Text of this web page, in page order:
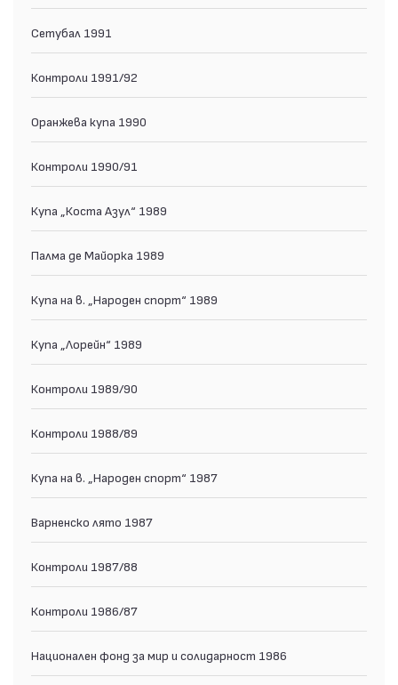
Сетубал 1991
Контроли 1991/92
Оранжева купа 1990
Контроли 1990/91
Купа „Коста Азул“ 1989
Палма де Майорка 1989
Купа на в. „Народен спорт“ 1989
Купа „Лорейн“ 1989
Контроли 1989/90
Контроли 1988/89
Купа на в. „Народен спорт“ 1987
Варненско лято 1987
Контроли 1987/88
Контроли 1986/87
Национален фонд за мир и солидарност 1986